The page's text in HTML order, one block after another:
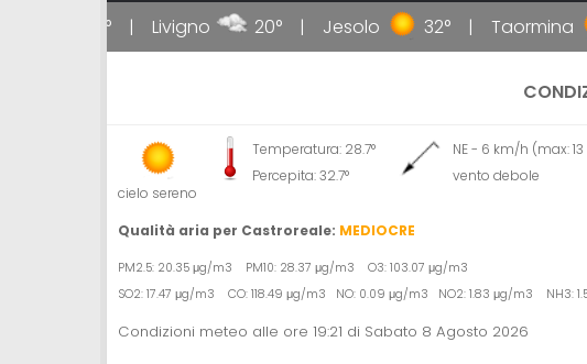
Livigno 20° Jesolo 32° Taormina
cielo sereno
Temperatura: 28.7°
Percepita: 32.7°
NE - 6 km/h (max:
vento debole
Qualità aria per Castroreale: MEDIOCRE
PM2.5: 20.35 μg/m3 PM10: 28.37 μg/m3 O3: 103.07 μg/m3
SO2: 17.47 μg/m3 CO: 118.49 μg/m3 NO: 0.09 μg/m3 NO2: 1.83 μg/m3 NH3:
Condizioni meteo alle ore 19:21 di Sabato 8 Agosto 2026